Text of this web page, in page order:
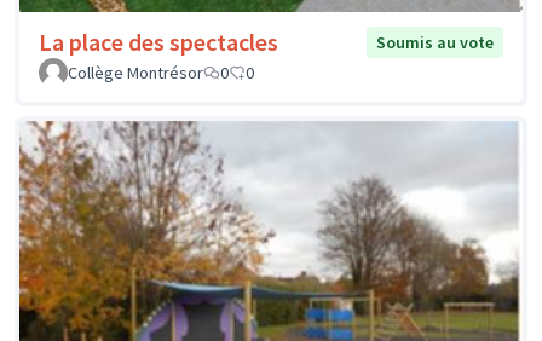
La place des spectacles
Soumis au vote
Collège Montrésor
0 0